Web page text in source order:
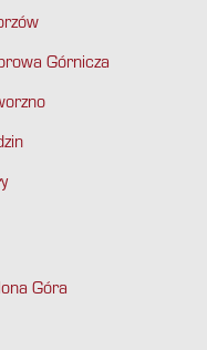
Górnicza
Góra